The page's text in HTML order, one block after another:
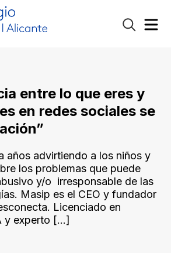
entre lo que eres y
en redes sociales se
años advirtiendo a los niños y
los problemas que puede
y/o irresponsable de las
Masip es el CEO y fundador
Licenciado en
y experto […]